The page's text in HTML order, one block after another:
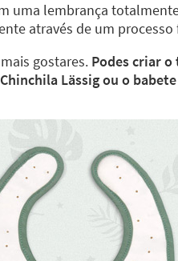
uma lembrança
através de um processo
gostares. Podes criar
Lässig ou o